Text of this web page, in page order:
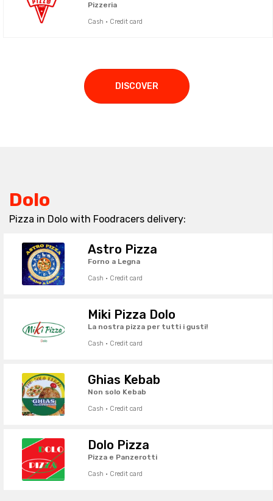
Pizzeria
Cash · Credit card
DISCOVER
Dolo
Pizza in Dolo with Foodracers delivery:
Astro Pizza
Forno a Legna
Cash · Credit card
Miki Pizza Dolo
La nostra pizza per tutti i gusti!
Cash · Credit card
Ghias Kebab
Non solo Kebab
Cash · Credit card
Dolo Pizza
Pizza e Panzerotti
Cash · Credit card